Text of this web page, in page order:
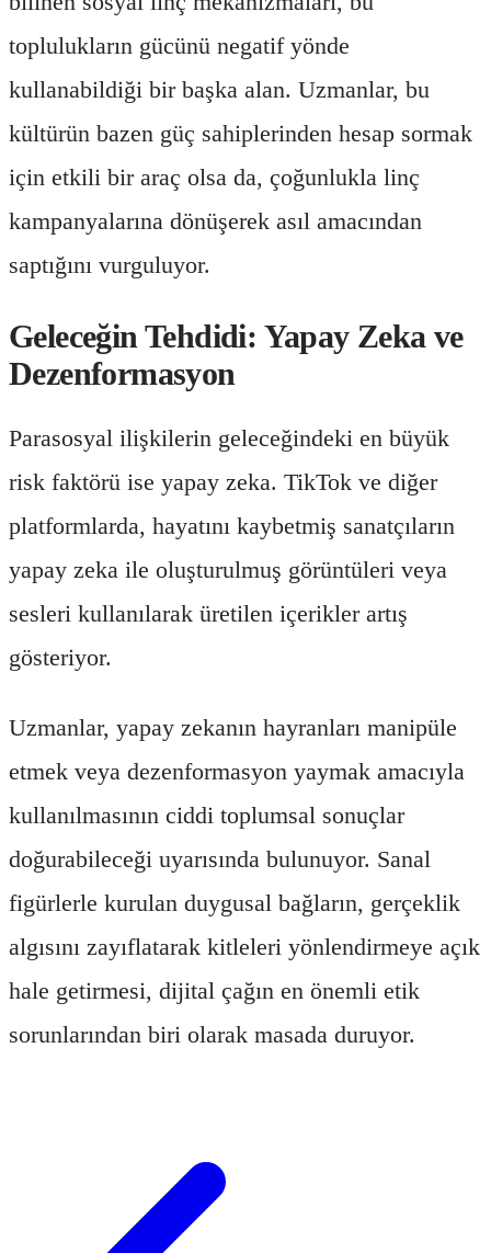
toplulukların gücünü negatif yönde
kullanabildiği bir başka alan. Uzmanlar, bu
kültürün bazen güç sahiplerinden hesap sormak
için etkili bir araç olsa da, çoğunlukla linç
kampanyalarına dönüşerek asıl amacından
saptığını vurguluyor.
Geleceğin Tehdidi: Yapay Zeka ve
Dezenformasyon
Parasosyal ilişkilerin geleceğindeki en büyük
risk faktörü ise yapay zeka. TikTok ve diğer
platformlarda, hayatını kaybetmiş sanatçıların
yapay zeka ile oluşturulmuş görüntüleri veya
sesleri kullanılarak üretilen içerikler artış
gösteriyor.
Uzmanlar, yapay zekanın hayranları manipüle
etmek veya dezenformasyon yaymak amacıyla
kullanılmasının ciddi toplumsal sonuçlar
doğurabileceği uyarısında bulunuyor. Sanal
figürlerle kurulan duygusal bağların, gerçeklik
algısını zayıflatarak kitleleri yönlendirmeye açık
hale getirmesi, dijital çağın en önemli etik
sorunlarından biri olarak masada duruyor.